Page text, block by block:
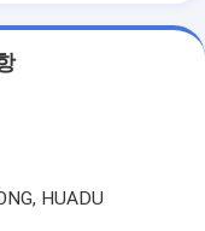
HUADU